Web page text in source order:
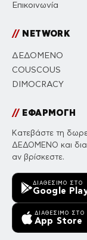
Επικοινωνία
//NETWORK
ΔΕΔΟΜΕΝΟ
COUSCOUS
DIMOCRACY
//ΕΦΑΡΜΟΓΗ
Κατεβάστε τη
ΔΕΔΟΜΕΝΟ και
αν βρίσκεστε.
ΔΙΑΘΈΣΙΜΟ ΣΤΟ
Google
ΔΙΑΘΈΣΙΜΟ ΣΤΟ
App Store